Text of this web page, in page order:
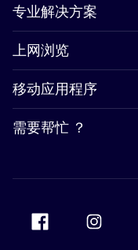
专业解决方案
上网浏览
移动应用程序
需要帮忙 ？